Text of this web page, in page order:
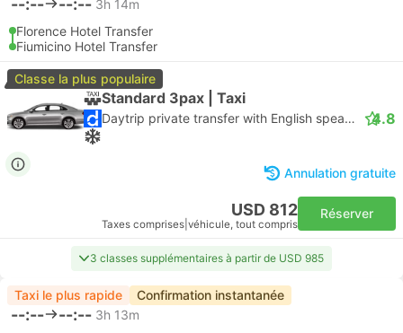
3h 14m
Florence Hotel Transfer
Fiumicino Hotel Transfer
Classe la plus populaire
Standard 3pax | Taxi
Daytrip private transfer with English speaking driver 4.8
Annulation gratuite
USD 812
Taxes comprises véhicule, tout compris
Réserver
3 classes supplémentaires à partir de USD 985
Taxi le plus rapide Confirmation instantanée
--:-- --:-- 3h 13m